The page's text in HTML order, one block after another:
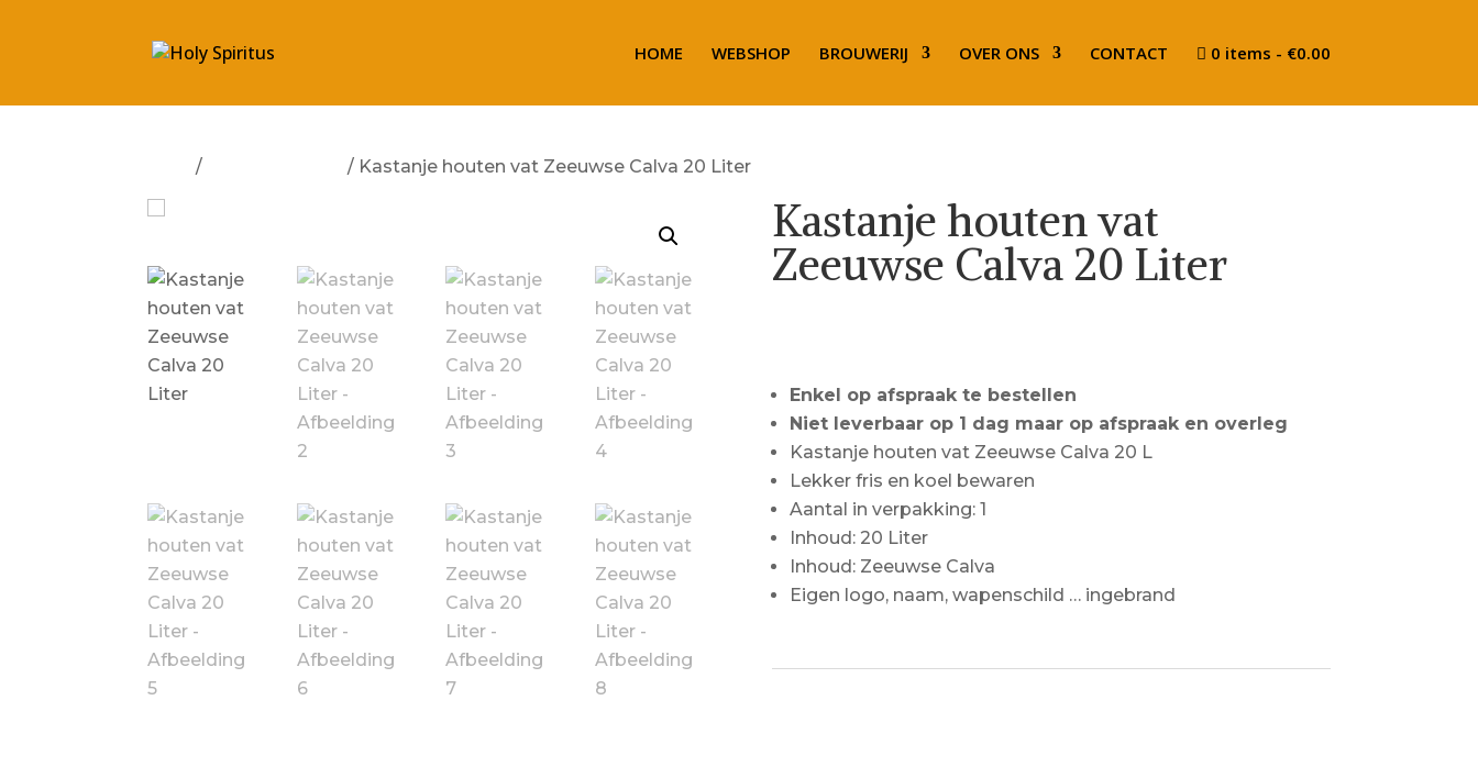
HOME WEBSHOP BROUWERIJ OVER ONS CONTACT 0 items €0.00
/ / Kastanje houten vat Zeeuwse Calva 20 Liter
Kastanje houten vat
Zeeuwse Calva 20 Liter
Enkel op afspraak te bestellen
Niet leverbaar op 1 dag maar op afspraak en overleg
Kastanje houten vat Zeeuwse Calva 20 L
Lekker fris en koel bewaren
Aantal in verpakking: 1
Inhoud: 20 Liter
Inhoud: Zeeuwse Calva
Eigen logo, naam, wapenschild … ingebrand